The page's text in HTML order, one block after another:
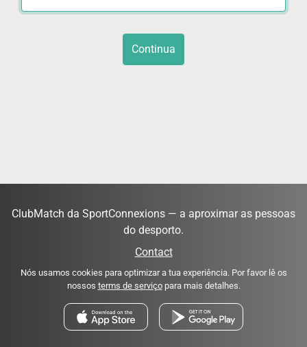
Continua
ClubMatch da SportConnexions — a aproximar as pessoas
do desporto.
Contact
Nós usamos cookies para optimizar a tua experiência. Por favor lê os
nossos terms de serviçopara mais detalhes.